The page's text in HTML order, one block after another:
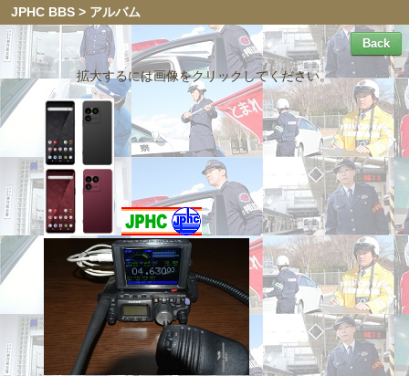
JPHC BBS > アルバム
拡大するには画像をクリックしてください。